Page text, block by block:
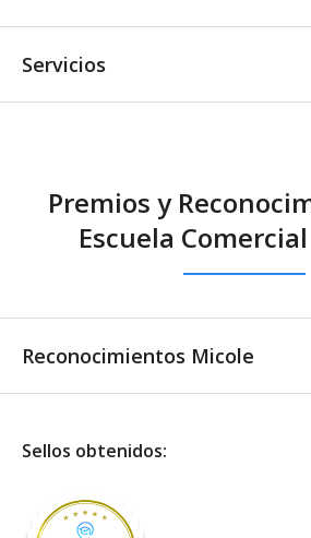
Servicios
Comedor / Cafetería -
Cocina propia
Premios y
Escuela
Reconocimientos Micole
Sellos obtenidos: